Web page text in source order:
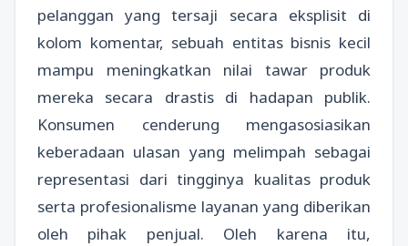
pelanggan yang tersaji secara eksplisit di
kolom komentar, sebuah entitas bisnis kecil
mampu meningkatkan nilai tawar produk
mereka secara drastis di hadapan publik.
Konsumen cenderung mengasosiasikan
keberadaan ulasan yang melimpah sebagai
representasi dari tingginya kualitas produk
serta profesionalisme layanan yang diberikan
oleh pihak penjual. Oleh karena itu,